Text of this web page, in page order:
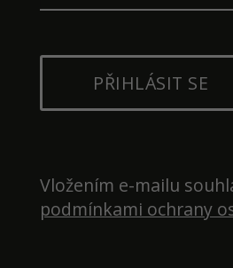
PŘIHLÁSIT SE
Vložením e-mailu
podmínkami ochrany